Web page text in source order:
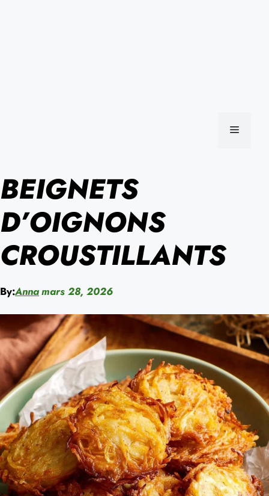
MENU
BEIGNETS
D’OIGNONS
CROUSTILLANTS
By:Annamars 28, 2026